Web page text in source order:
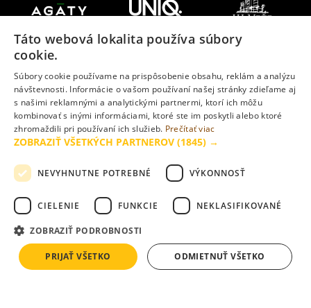
Vizualizácie uverejnené na www.slnecnice.sk majú ilustračný
charakter a nemusia v plnom rozsahu zodpovedať skutočnosti.
Táto webová lokalita používa súbory
cookie.
Súbory cookie používame na prispôsobenie obsahu, reklám a analýzu
návštevnosti. Informácie o vašom používaní našej stránky zdieľame aj
s našimi reklamnými a analytickými partnermi, ktorí ich môžu
kombinovať s inými informáciami, ktoré ste im poskytli alebo ktoré
zhromaždili pri používaní ich služieb. Prečítať viac
ZOBRAZIŤ VŠETKÝCH PARTNEROV (1845) →
NEVYHNUTNE POTREBNÉ VÝKONNOSŤ
CIELENIE FUNKCIE NEKLASIFIKOVANÉ
ZOBRAZIŤ PODROBNOSTI
PRIJAŤ VŠETKO ODMIETNUŤ VŠETKO